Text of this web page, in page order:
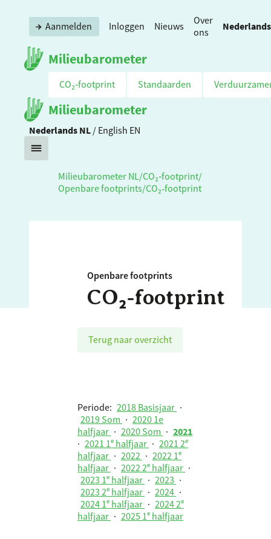
Milieubarometer
Aanmelden Inloggen Nieuws
Over
ons
Nederlands
CO₂‑footprint Standaarden
Milieubarometer
Nederlands NL / English EN
Milieubarometer NL /CO₂‑footprint/
Openbare footprints/CO₂‑footprint
Openbare footprints
CO₂‑footprint
Terug naar overzicht
Periode: 2018 Basisjaar ·
2019 Som · 2020 1e
halfjaar · 2020 Som · 2021
· 2021 1ᵉ halfjaar · 2021 2ᵉ
halfjaar · 2022 · 2022 1ᵉ
halfjaar · 2022 2ᵉ halfjaar ·
2023 1ᵉ halfjaar · 2023 ·
2023 2ᵉ halfjaar · 2024 ·
2024 1ᵉ halfjaar · 2024 2ᵉ
halfjaar · 2025 1ᵉ halfjaar